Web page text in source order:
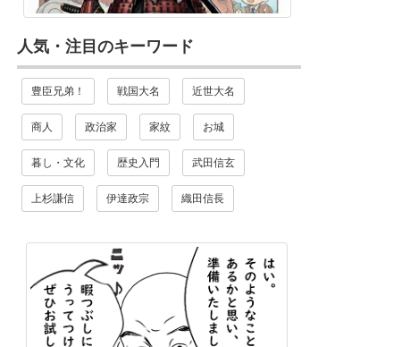
人気・注目のキーワード
豊臣兄弟！ 戦国大名 近世大名
商人 政治家 家紋 お城
暮し・文化 歴史入門 武田信玄
上杉謙信 伊達政宗 織田信長